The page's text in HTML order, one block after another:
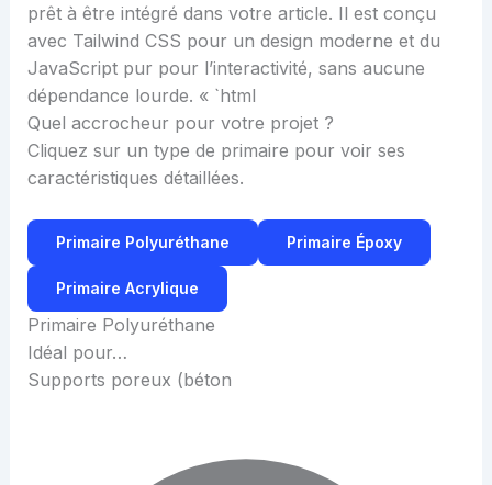
prêt à être intégré dans votre article. Il est conçu
avec Tailwind CSS pour un design moderne et du
JavaScript pur pour l’interactivité, sans aucune
dépendance lourde. « `html
Quel accrocheur pour votre projet ?
Cliquez sur un type de primaire pour voir ses
caractéristiques détaillées.
Primaire Polyuréthane Primaire Époxy
Primaire Acrylique
Primaire Polyuréthane
Idéal pour…
Supports poreux (béton